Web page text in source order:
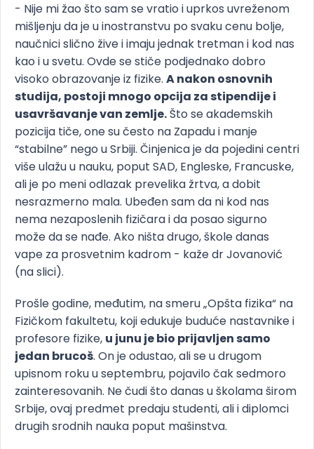
- Nije mi žao što sam se vratio i uprkos uvreženom
mišljenju da je u inostranstvu po svaku cenu bolje,
naučnici slično žive i imaju jednak tretman i kod nas
kao i u svetu. Ovde se stiče podjednako dobro
visoko obrazovanje iz fizike. A nakon osnovnih
studija, postoji mnogo opcija za stipendije i
usavršavanje van zemlje.Što se akademskih
pozicija tiče, one su često na Zapadu i manje
“stabilne” nego u Srbiji. Činjenica je da pojedini centri
više ulažu u nauku, poput SAD, Engleske, Francuske,
ali je po meni odlazak prevelika žrtva, a dobit
nesrazmerno mala. Ubeđen sam da ni kod nas
nema nezaposlenih fizičara i da posao sigurno
može da se nađe. Ako ništa drugo, škole danas
vape za prosvetnim kadrom - kaže dr Jovanović
(na slici).
Prošle godine, međutim, na smeru „Opšta fizika“ na
Fizičkom fakultetu, koji edukuje buduće nastavnike i
profesore fizike, u junu je bio prijavljen samo
jedan brucoš. On je odustao, ali se u drugom
upisnom roku u septembru, pojavilo čak sedmoro
zainteresovanih. Ne čudi što danas u školama širom
Srbije, ovaj predmet predaju studenti, ali i diplomci
drugih srodnih nauka poput mašinstva.